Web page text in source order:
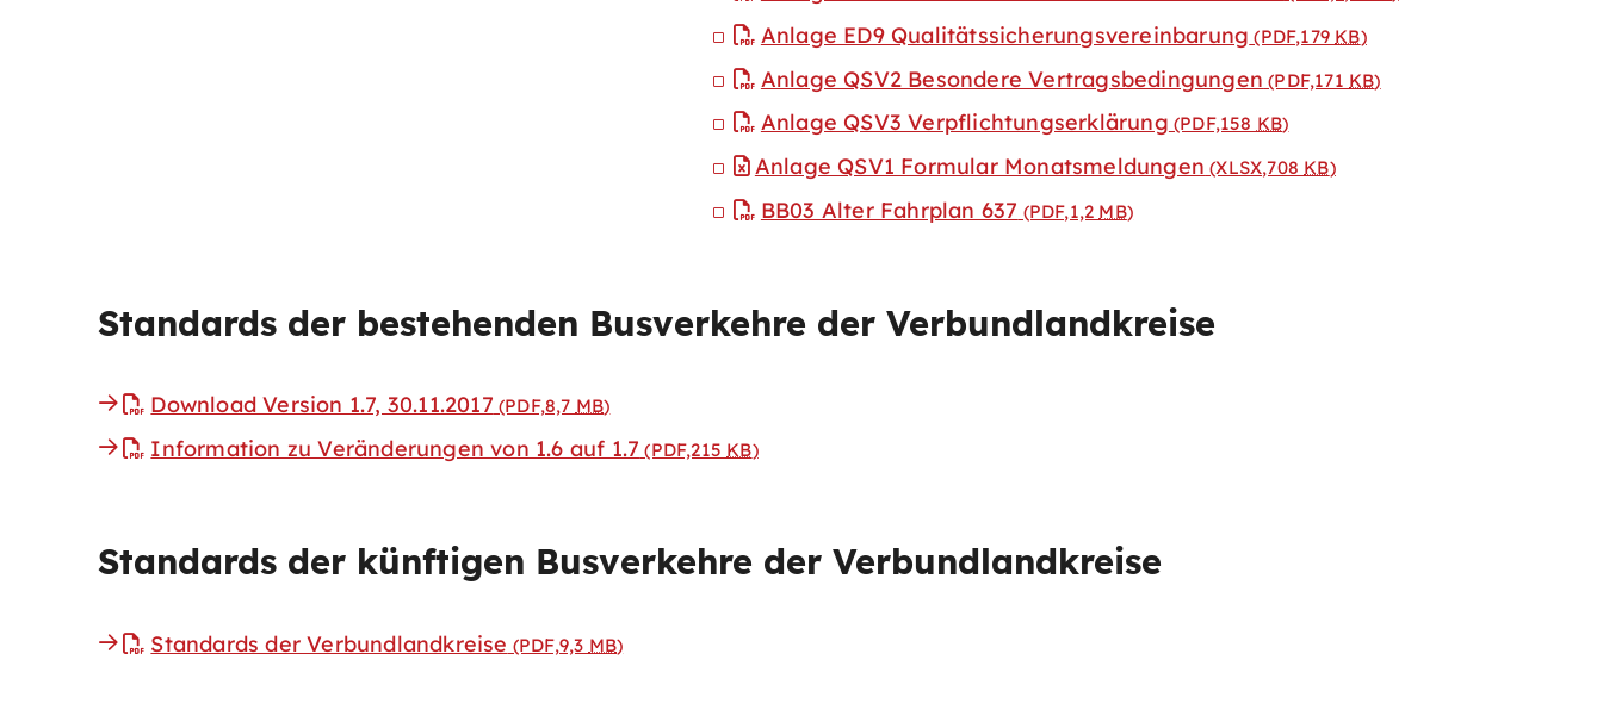
Anlage ED9 Qualitätssicherungsvereinbarung (PDF,179 KB)
Anlage QSV2 Besondere Vertragsbedingungen (PDF,171 KB)
Anlage QSV3 Verpflichtungserklärung (PDF,158 KB)
Anlage QSV1 Formular Monatsmeldungen (XLSX,708 KB)
BB03 Alter Fahrplan 637 (PDF,1,2 MB)
Standards der bestehenden Busverkehre der Verbundlandkreise​
Download Version 1.7, 30.11.2017 (PDF,8,7 MB)
Information zu Veränderungen von 1.6 auf 1.7 (PDF,215 KB)
Standards der künftigen Busverkehre der Verbundlandkreise
Standards der Verbundlandkreise (PDF,9,3 MB)